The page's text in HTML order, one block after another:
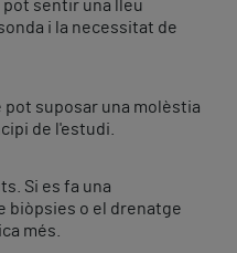
pot sentir una lleu
i la necessitat de
pot suposar una molèstia
de l'estudi.
Si es fa una
biòpsies o el drenatge
més.